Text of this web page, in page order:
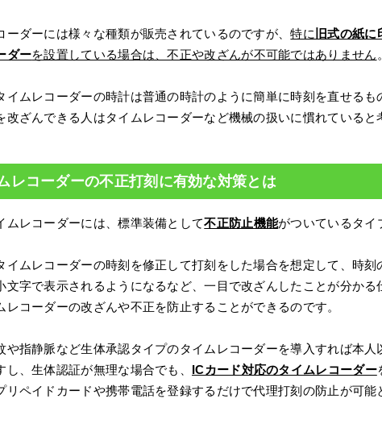
ーダーには様々な種類が販売されているのですが、特に 旧式の紙
ダーを設置している場合は、不正や改ざんが不可能ではありません 。
イムレコーダーの時計は普通の時計のように簡単に時刻を直せるも
改ざんできる人はタイムレコーダーなど機械の扱いに慣れていると
レコーダーの不正打刻に有効な対策とは
ムレコーダーには、標準装備として不正防止機能がついているタイ
イムレコーダーの時刻を修正して打刻をした場合を想定して、時刻
文字で表示されるようになるなど、一目で改ざんしたことが分かる
レコーダーの改ざんや不正を防止することができるのです。
や指静脈など生体承認タイプのタイムレコーダーを導入すれば本人
し、生体認証が無理な場合でも、 ICカード対応のタイムレコーダー
リペイドカードや携帯電話を登録するだけで代理打刻の防止が可能